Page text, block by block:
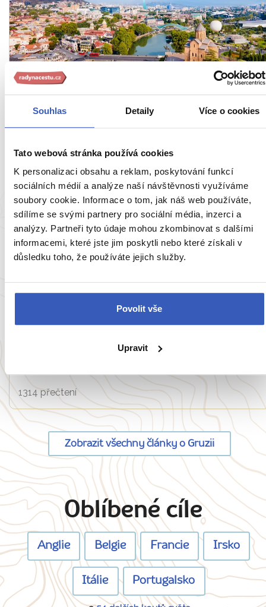
Souhlas Detaily Více o cookies
Tato webová stránka používá cookies
K personalizaci obsahu a reklam, poskytování funkcí
sociálních médií a analýze naší návštěvnosti využíváme
soubory cookie. Informace o tom, jak náš web používáte,
sdílíme se svými partnery pro sociální média, inzerci a
analýzy. Partneři tyto údaje mohou zkombinovat s dalšími
informacemi, které jste jim poskytli nebo které získali v
důsledku toho, že používáte jejich služby.
Povolit vše
Upravit
Inspirace
nejfotografovanější kostel v Gruzii. Poznejte
1314 přečtení
Zobrazit všechny články o Gruzii
Oblíbené cíle
Anglie Belgie Francie Irsko
Itálie Portugalsko